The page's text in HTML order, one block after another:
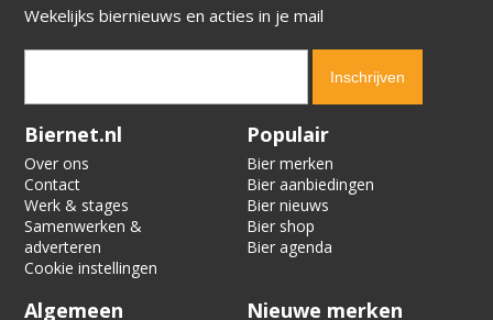
Wekelijks biernieuws en acties in je mail
Verification code:
Biernet.nl
Over ons
Contact
Werk & stages
Samenwerken &
adverteren
Cookie instellingen
Populair
Bier merken
Bier aanbiedingen
Bier nieuws
Bier shop
Bier agenda
Algemeen Nieuwe merken